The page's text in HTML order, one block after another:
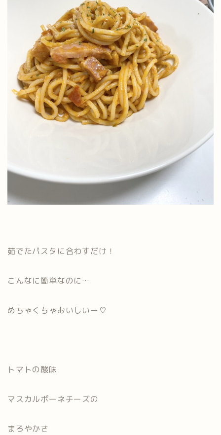
茹でたパスタに合わすだけ！
こんなに簡単なのに…
めちゃくちゃおいしいー♡
トマトの酸味
マスカルポーネチーズの
まろやかさ